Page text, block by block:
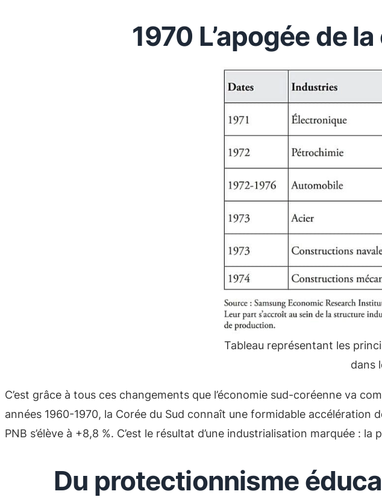
1970 L’apogée de
Tableau représentant les
dans
C’est grâce à tous ces changements que l’économie sud-coréenne va
années 1960-1970, la Corée du Sud connaît une formidable accélération
PNB s’élève à +8,8 %. C’est le résultat d’une industrialisation marquée :
Du protectionnisme